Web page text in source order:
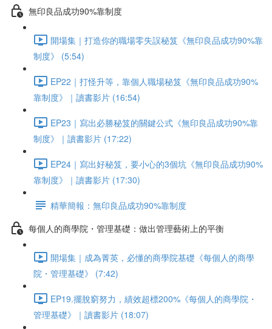
無印良品成功90%靠制度
開場集｜打造你的職場零失誤秘笈《無印良品成功90%靠
制度》 (5:54)
EP22｜打怪升等，靠個人職場秘笈《無印良品成功90%
靠制度》｜讀書影片 (16:54)
EP23｜寫出必勝秘笈的關鍵公式《無印良品成功90%靠
制度》｜讀書影片 (17:22)
EP24｜寫出好秘笈，要小心的3個坑《無印良品成功90%
靠制度》｜讀書影片 (17:30)
精華簡報：無印良品成功90%靠制度
每個人的商學院・管理基礎：做出管理藝術上的平衡
開場集｜成為菁英，必懂的商學院基礎《每個人的商學
院・管理基礎》 (7:42)
EP19.擺脫窮努力，績效超標200%《每個人的商學院・
管理基礎》｜讀書影片 (18:07)